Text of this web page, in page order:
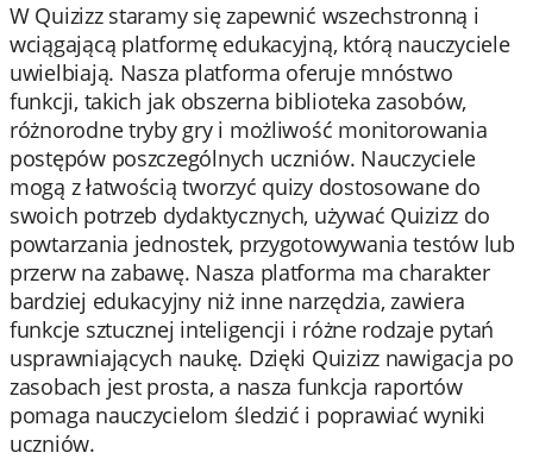
W Quizizz staramy się zapewnić wszechstronną i
wciągającą platformę edukacyjną, którą nauczyciele
uwielbiają. Nasza platforma oferuje mnóstwo
funkcji, takich jak obszerna biblioteka zasobów,
różnorodne tryby gry i możliwość monitorowania
postępów poszczególnych uczniów. Nauczyciele
mogą z łatwością tworzyć quizy dostosowane do
swoich potrzeb dydaktycznych, używać Quizizz do
powtarzania jednostek, przygotowywania testów lub
przerw na zabawę. Nasza platforma ma charakter
bardziej edukacyjny niż inne narzędzia, zawiera
funkcje sztucznej inteligencji i różne rodzaje pytań
usprawniających naukę. Dzięki Quizizz nawigacja po
zasobach jest prosta, a nasza funkcja raportów
pomaga nauczycielom śledzić i poprawiać wyniki
uczniów.